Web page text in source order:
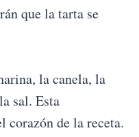
que la tarta se
la canela, la
sal. Esta
corazón de la receta.